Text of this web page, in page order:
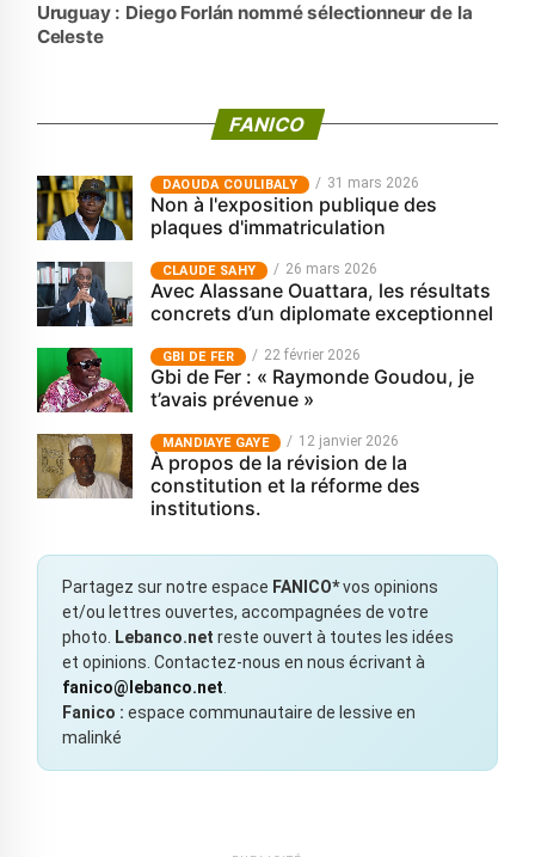
Uruguay : Diego Forlán nommé sélectionneur de la
Celeste
FANICO
‎DAOUDA COULIBALY 31 mars 2026
Non à l'exposition publique des
plaques d'immatriculation
CLAUDE SAHY 26 mars 2026
Avec Alassane Ouattara, les résultats
concrets d’un diplomate exceptionnel
GBI DE FER 22 février 2026
Gbi de Fer : « Raymonde Goudou, je
t’avais prévenue »
MANDIAYE GAYE 12 janvier 2026
À propos de la révision de la
constitution et la réforme des
institutions.
Partagez sur notre espace FANICO*vos opinions
et/ou lettres ouvertes, accompagnées de votre
photo.
Lebanco.net reste ouvert à toutes les idées
et opinions. Contactez-nous en nous écrivant à
fanico@lebanco.net
Fanico : espace communautaire de lessive en
malinké